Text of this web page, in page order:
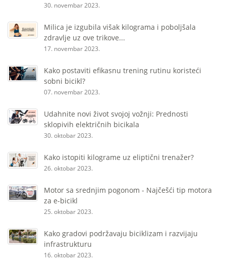
30. novembar 2023.
Milica je izgubila višak kilograma i poboljšala
zdravlje uz ove trikove...
17. novembar 2023.
Kako postaviti efikasnu trening rutinu koristeći
sobni bicikl?
07. novembar 2023.
Udahnite novi život svojoj vožnji: Prednosti
sklopivih električnih bicikala
30. oktobar 2023.
Kako istopiti kilograme uz eliptični trenažer?
26. oktobar 2023.
Motor sa srednjim pogonom - Najčešći tip motora
za e-bicikl
25. oktobar 2023.
Kako gradovi podržavaju biciklizam i razvijaju
infrastrukturu
16. oktobar 2023.